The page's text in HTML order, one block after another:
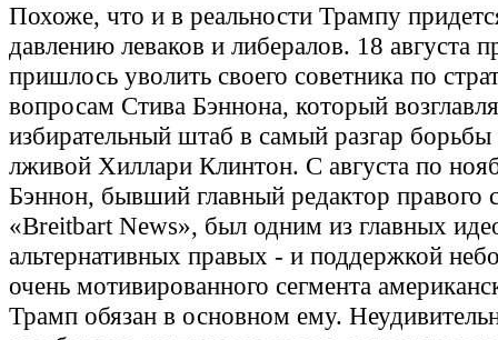
Похоже, что и в реальности Трампу
давлению леваков и либералов. 18 августа
пришлось уволить своего советника по
вопросам Стива Бэннона, который
избирательный штаб в самый разгар
лживой Хиллари Клинтон. С августа по
Бэннон, бывший главный редактор правого
«Breitbart News», был одним из главных
альтернативных правых - и поддержкой
очень мотивированного сегмента
Трамп обязан в основном ему.